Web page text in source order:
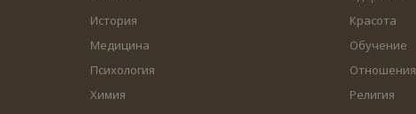
История
Медицина
Психология
Химия
Красота
Обучение
Отношения
Религия